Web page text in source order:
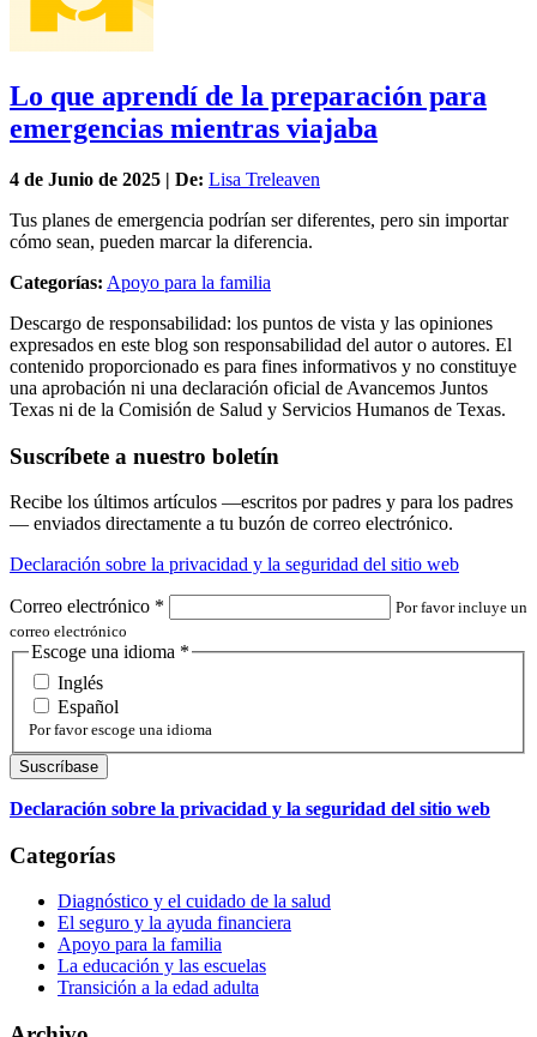
Lo que aprendí de la preparación para
emergencias mientras viajaba
4 de Junio de 2025 | De: Lisa Treleaven
Tus planes de emergencia podrían ser diferentes, pero sin importar
cómo sean, pueden marcar la diferencia.
Categorías: Apoyo para la familia
Descargo de responsabilidad: los puntos de vista y las opiniones
expresados en este blog son responsabilidad del autor o autores. El
contenido proporcionado es para fines informativos y no constituye
una aprobación ni una declaración oficial de Avancemos Juntos
Texas ni de la Comisión de Salud y Servicios Humanos de Texas.
Suscríbete a nuestro boletín
Recibe los últimos artículos —escritos por padres y para los padres
— enviados directamente a tu buzón de correo electrónico.
Declaración sobre la privacidad y la seguridad del sitio web
Correo electrónico *
Por favor incluye un
correo electrónico
Escoge una idioma *
Inglés
Español
Por favor escoge una idioma
Declaración sobre la privacidad y la seguridad del sitio web
Categorías
Diagnóstico y el cuidado de la salud
El seguro y la ayuda financiera
Apoyo para la familia
La educación y las escuelas
Transición a la edad adulta